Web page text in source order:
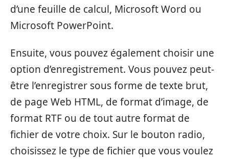
d’une feuille de calcul, Microsoft Word ou
Microsoft PowerPoint.
Ensuite, vous pouvez également choisir une
option d’enregistrement. Vous pouvez peut-
être l’enregistrer sous forme de texte brut,
de page Web HTML, de format d’image, de
format RTF ou de tout autre format de
fichier de votre choix. Sur le bouton radio,
choisissez le type de fichier que vous voulez